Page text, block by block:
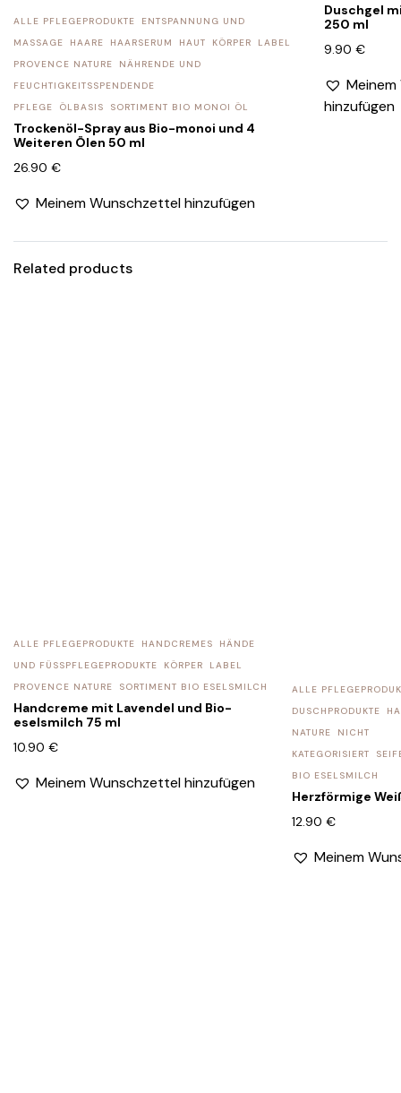
ALLE PFLEGEPRODUKTE
ENTSPANNUNG UND
MASSAGE
HAARE HAARSERUM HAUT KÖRPER
LABEL
PROVENCE NATURE
NÄHRENDE UND
FEUCHTIGKEITSSPENDENDE
PFLEGE
ÖLBASIS SORTIMENT BIO MONOI ÖL
​​Trockenöl-Spray aus Bio-monoi und 4
Weiteren Ölen 50 ml
26.90 €
Meinem Wunschzettel hinzufügen
Duschgel
250 ml
9.90 €
hinzufügen
Related products
ALLE PFLEGEPRODUKTE HANDCREMES
HÄNDE
UND FÜSSPFLEGEPRODUKTE
KÖRPER
LABEL
PROVENCE NATURE
SORTIMENT BIO ESELSMILCH
Handcreme mit Lavendel und Bio-
eselsmilch 75 ml
10.90 €
Meinem Wunschzettel hinzufügen
ALLE
DUSCHPRODUKTE
NATURE
NICHT
KATEGORISIERT
BIO ESELSMILCH
Herzförmige
12.90 €
Meinem